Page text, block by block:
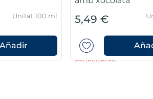
Añadir
Vegano